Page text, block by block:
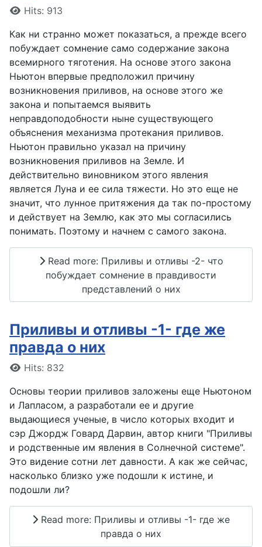
DetailsHits: 913
Как ни странно может показаться, а прежде всего
побуждает сомнение само содержание закона
всемирного тяготения. На основе этого закона
Ньютон впервые предположил причину
возникновения приливов, на основе этого же
закона и попытаемся выявить
неправдоподобности ныне существующего
объяснения механизма протекания приливов.
Ньютон правильно указал на причину
возникновения приливов на Земле. И
действительно виновником этого явления
является Луна и ее сила тяжести. Но это еще не
значит, что лунное притяжения да так по-простому
и действует на Землю, как это мы согласились
понимать. Поэтому и начнем с самого закона.
Read more: Приливы и отливы -2- что
побуждает сомнение в правдивости
представлений о них
Приливы и отливы -1- где же
правда о них
DetailsHits: 832
Основы теории приливов заложены еще Ньютоном
и Лапласом, а разработали ее и другие
выдающиеся ученые, в число которых входит и
сэр Джордж Говард Дарвин, автор книги "Приливы
и родственные им явления в Солнечной системе".
Это видение сотни лет давности. А как же сейчас,
насколько близко уже подошли к истине, и
подошли ли?
Read more: Приливы и отливы -1- где же
правда о них